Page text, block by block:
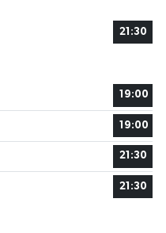
21:30
19:00
19:00
21:30
21:30